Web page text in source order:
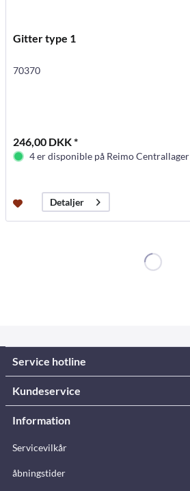
Gitter type 1
70370
246,00 DKK *
4 er disponible på Reimo Centrallager
Detaljer
Service hotline
Kundeservice
Information
Servicevilkår
åbningstider